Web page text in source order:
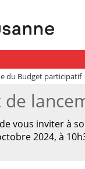
du Budget participatif
de
vous inviter à
2024, à